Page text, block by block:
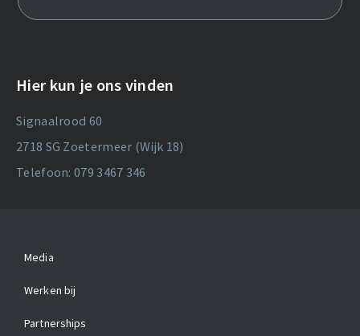
Hier kun je ons vinden
Signaalrood 60
2718 SG Zoetermeer (Wijk 18)
Telefoon: 079 3467 346
Media
Werken bij
Partnerships